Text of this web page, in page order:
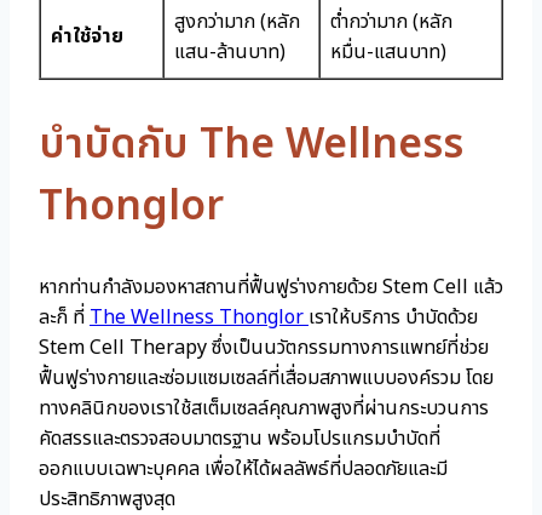
ค่าใช้จ่าย
สูงกว่ามาก (หลัก
แสน-ล้านบาท)
ต่ำกว่ามาก (หลัก
หมื่น-แสนบาท)
บำบัดกับ The Wellness
Thonglor
หากท่านกำลังมองหาสถานที่ฟื้นฟูร่างกายด้วย Stem Cell แล้ว
ละก็ ที่ The Wellness Thonglor เราให้บริการ บำบัดด้วย
Stem Cell Therapy ซึ่งเป็นนวัตกรรมทางการแพทย์ที่ช่วย
ฟื้นฟูร่างกายและซ่อมแซมเซลล์ที่เสื่อมสภาพแบบองค์รวม โดย
ทางคลินิกของเราใช้สเต็มเซลล์คุณภาพสูงที่ผ่านกระบวนการ
คัดสรรและตรวจสอบมาตรฐาน พร้อมโปรแกรมบำบัดที่
ออกแบบเฉพาะบุคคล เพื่อให้ได้ผลลัพธ์ที่ปลอดภัยและมี
ประสิทธิภาพสูงสุด